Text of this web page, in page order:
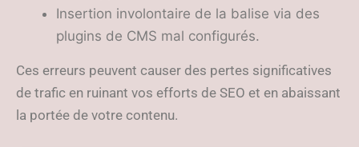
Insertion involontaire de la balise via des
plugins de CMS mal configurés.
Ces erreurs peuvent causer des pertes significatives
de trafic en ruinant vos efforts de SEO et en abaissant
la portée de votre contenu.